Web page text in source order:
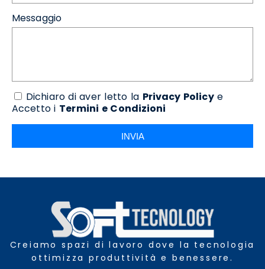
Messaggio
Dichiaro di aver letto la Privacy Policye
Accetto i Termini e Condizioni
INVIA
Creiamo spazi di lavoro dove la tecnologia
ottimizza produttività e benessere.